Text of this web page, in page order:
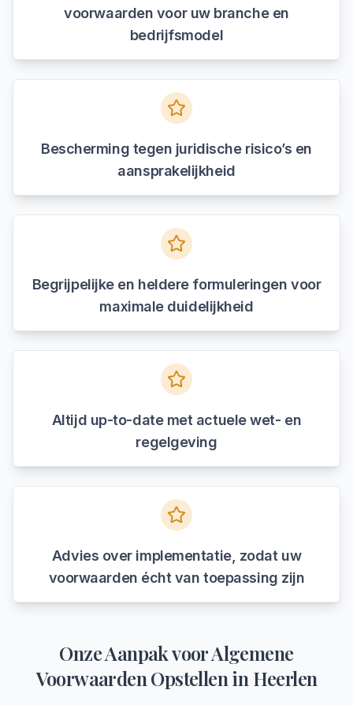
voorwaarden voor uw branche en
bedrijfsmodel
Bescherming tegen juridische risico’s en
aansprakelijkheid
Begrijpelijke en heldere formuleringen voor
maximale duidelijkheid
Altijd up-to-date met actuele wet- en
regelgeving
Advies over implementatie, zodat uw
voorwaarden écht van toepassing zijn
Onze Aanpak voorAlgemene
Voorwaarden Opstellenin Heerlen